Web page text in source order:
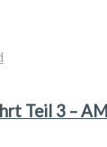
Teil 3 –